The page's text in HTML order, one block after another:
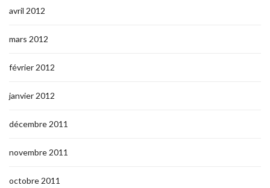
avril 2012
mars 2012
février 2012
janvier 2012
décembre 2011
novembre 2011
octobre 2011